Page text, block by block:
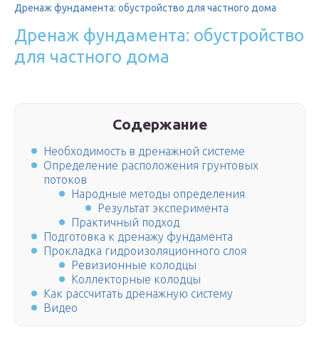
Дренаж фундамента: обустройство для частного дома
Дренаж фундамента: обустройство
для частного дома
Содержание
Необходимость в дренажной системе
Определение расположения грунтовых
потоков
Народные методы определения
Результат эксперимента
Практичный подход
Подготовка к дренажу фундамента
Прокладка гидроизоляционного слоя
Ревизионные колодцы
Коллекторные колодцы
Как рассчитать дренажную систему
Видео